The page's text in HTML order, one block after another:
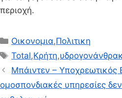
περιοχή.
Κατηγορίες
Οικονομια,Πολιτικη
Ετικέτες
Total,Κρήτη,
Μπάιντεν – Υποχρεωτικός
ομοσπονδιακές υπηρεσίες